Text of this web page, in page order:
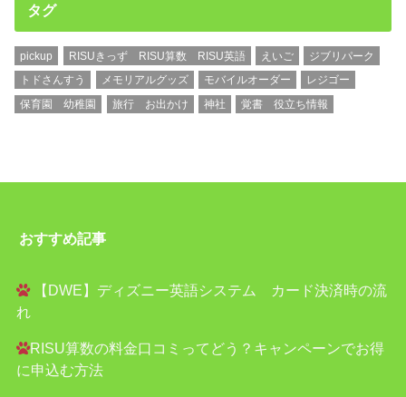
タグ
pickup RISUきっず RISU算数 RISU英語 えいご
ジブリパーク
トドさんすう
メモリアルグッズ モバイルオーダー
レジゴー
保育園 幼稚園
旅行 お出かけ 神社 覚書 役立ち情報
おすすめ記事
【DWE】ディズニー英語システム カード決済時の流
れ
RISU算数の料金口コミってどう？キャンペーンでお得
に申込む方法